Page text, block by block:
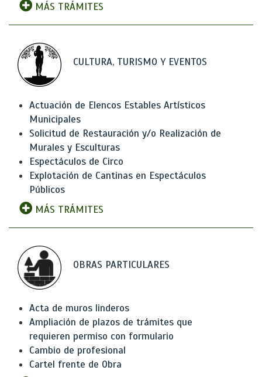
MÁS TRÁMITES
CULTURA, TURISMO Y EVENTOS
Actuación de Elencos Estables Artísticos
Municipales
Solicitud de Restauración y/o Realización de
Murales y Esculturas
Espectáculos de Circo
Explotación de Cantinas en Espectáculos
Públicos
MÁS TRÁMITES
OBRAS PARTICULARES
Acta de muros linderos
Ampliación de plazos de trámites que
requieren permiso con formulario
Cambio de profesional
Cartel frente de Obra